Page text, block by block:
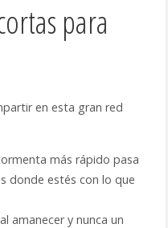
para
en esta gran red
más rápido pasa
donde estés con lo que
amanecer y nunca un